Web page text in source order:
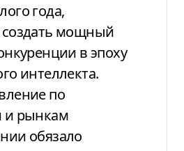
года,
создать мощный
в эпоху
интеллекта.
по
и рынкам
обязало